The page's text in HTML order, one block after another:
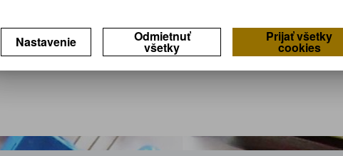
Nastavenie Odmietnuť
všetky
Prijať všetky
cookies